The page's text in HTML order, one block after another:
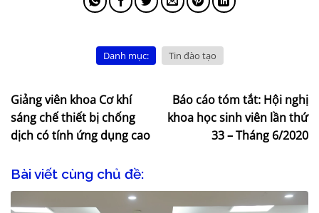
Danh mục: Tin đào tạo
Giảng viên khoa Cơ khí
sáng chế thiết bị chống
dịch có tính ứng dụng cao
Báo cáo tóm tắt: Hội nghị
khoa học sinh viên lần thứ
33 – Tháng 6/2020
Bài viết cùng chủ đề: